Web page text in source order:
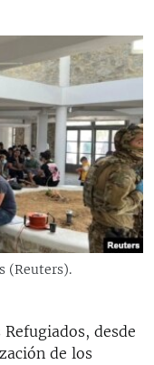
LATINA
(Reuters).
desde
de los